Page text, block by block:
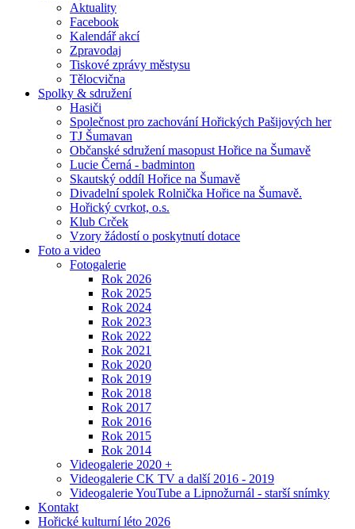
Aktuality
Facebook
Kalendář akcí
Zpravodaj
Tiskové zprávy městysu
Tělocvična
Spolky & sdružení
Hasiči
Společnost pro zachování Hořických Pašijových her
TJ Šumavan
Občanské sdružení masopust Hořice na Šumavě
Lucie Černá - badminton
Skautský oddíl Hořice na Šumavě
Divadelní spolek Rolnička Hořice na Šumavě.
Hořický cvrkot, o.s.
Klub Crček
Vzory žádostí o poskytnutí dotace
Foto a video
Fotogalerie
Rok 2026
Rok 2025
Rok 2024
Rok 2023
Rok 2022
Rok 2021
Rok 2020
Rok 2019
Rok 2018
Rok 2017
Rok 2016
Rok 2015
Rok 2014
Videogalerie 2020 +
Videogalerie CK TV a další 2016 - 2019
Videogalerie YouTube a Lipnožurnál - starší snímky
Kontakt
Hořické kulturní léto 2026